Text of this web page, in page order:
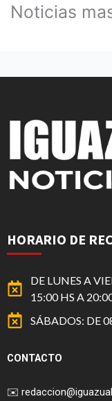
Noticias
HORARIO DE
DE LUNES A
15:00 HS A
SÁBADOS: DE
CONTACTO
✉️